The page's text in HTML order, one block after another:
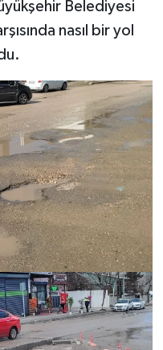
Belediyesi
nasıl bir yol